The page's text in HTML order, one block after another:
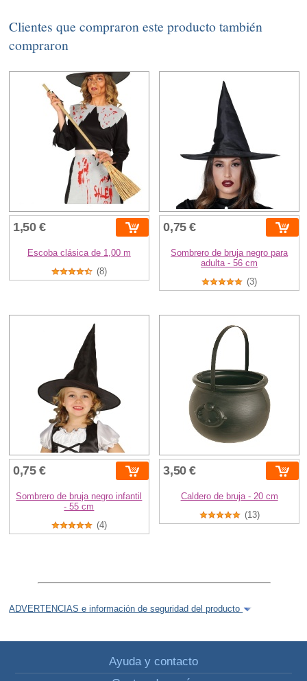
Clientes que compraron este producto también
compraron
1,50 €
Escoba clásica de 1,00 m
(8)
0,75 €
Sombrero de bruja negro para
adulta - 56 cm
(3)
0,75 €
Sombrero de bruja negro infantil
- 55 cm
(4)
3,50 €
Caldero de bruja - 20 cm
(13)
ADVERTENCIAS e información de seguridad del producto
Ayuda y contacto